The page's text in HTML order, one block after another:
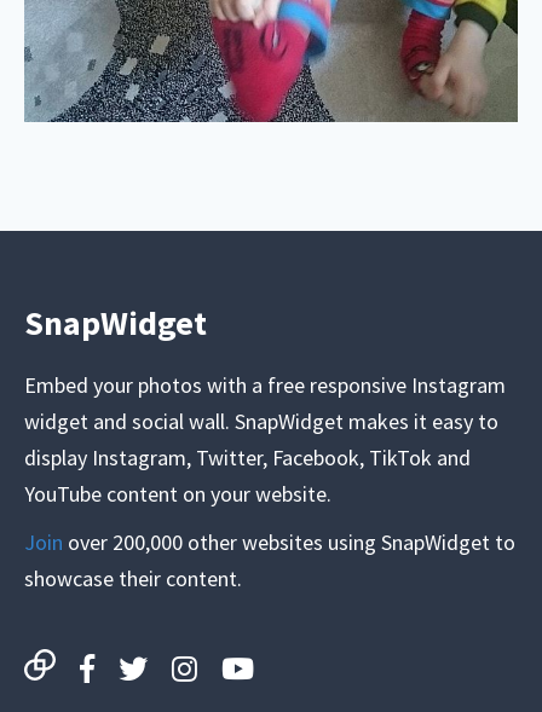
SnapWidget
Embed your photos with a free responsive Instagram
widget and social wall. SnapWidget makes it easy to
display Instagram, Twitter, Facebook, TikTok and
YouTube content on your website.
Join over 200,000 other websites using SnapWidget to
showcase their content.